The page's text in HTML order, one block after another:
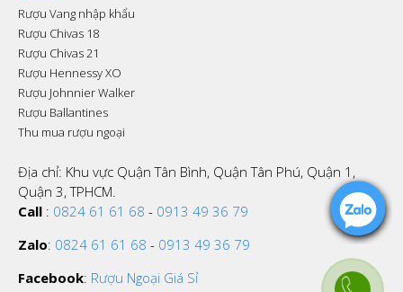
Rượu Vang nhập khẩu
Rượu Chivas 18
Rượu Chivas 21
Rượu Hennessy XO
Rượu Johnnier Walker
Rượu Ballantines
Thu mua rượu ngoại
Địa chỉ: Khu vực Quận Tân Bình, Quận Tân Phú, Quận 1,
Quận 3, TPHCM.
Call : 0824 61 61 68 - 0913 49 36 79
Zalo: 0824 61 61 68 - 0913 49 36 79
Facebook: Rượu Ngoại Giá Sỉ